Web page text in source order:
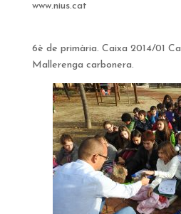
www.nius.cat
6è de primària. Caixa 2014/01
Mallerenga carbonera.